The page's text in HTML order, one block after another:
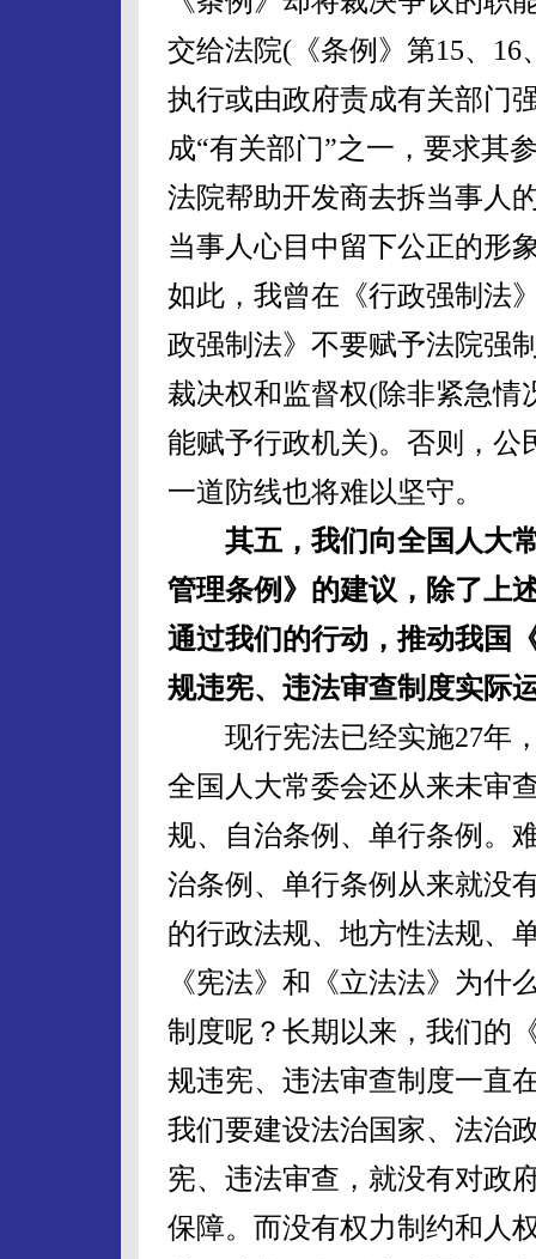
交给法院(《条例》第15、
执行或由政府责成有关部门
成“有关部门”之一，要求其
法院帮助开发商去拆当事人
当事人心目中留下公正的形
如此，我曾在《行政强制法
政强制法》不要赋予法院强
裁决权和监督权(除非紧急
能赋予行政机关)。否则，公
一道防线也将难以坚守。
其五，我们向全国人大
管理条例》的建议，除了上
通过我们的行动，推动我国
规违宪、违法审查制度实际
现行宪法已经实施27年，
全国人大常委会还从来未审
规、自治条例、单行条例。
治条例、单行条例从来就没
的行政法规、地方性法规、
《宪法》和《立法法》为什
制度呢？长期以来，我们的
规违宪、违法审查制度一直
我们要建设法治国家、法治
宪、违法审查，就没有对政
保障。而没有权力制约和人